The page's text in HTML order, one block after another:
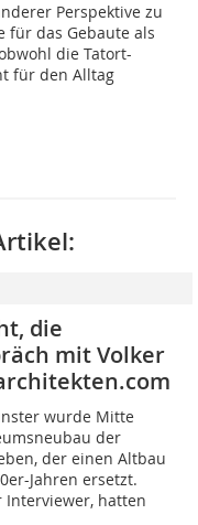
Perspektive zu
für das Gebaute als
die Tatort-
für den Alltag
die
mit Volker
wurde Mitte
der
der einen Altbau
Jahren ersetzt.
Interviewer, hatten